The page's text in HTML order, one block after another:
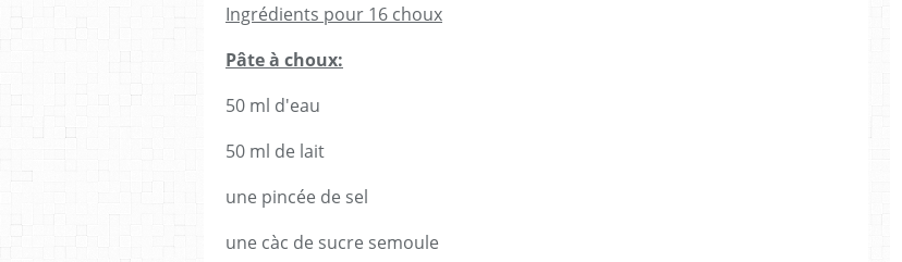
Ingrédients pour 16 choux
Pâte à choux:
50 ml d'eau
50 ml de lait
une pincée de sel
une càc de sucre semoule